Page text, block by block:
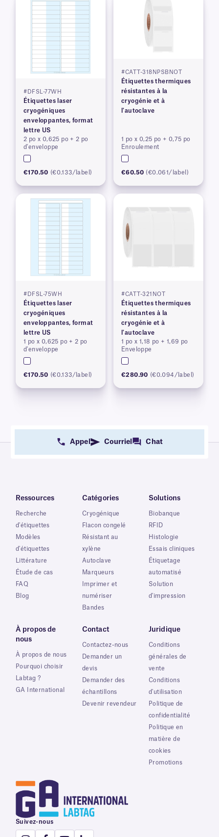
#DFSL-77WH
Étiquettes laser
cryogéniques
enveloppantes, format
lettre US
2 po x 0,625 po + 2 po
d'enveloppe
€170.50 (€0.133/label)
#CATT-318NPSBNOT
Étiquettes thermiques
résistantes à la
cryogénie et à
l'autoclave
1 po x 0,25 po + 0,75 po
Enroulement
€60.50 (€0.061/label)
#DFSL-75WH
Étiquettes laser
cryogéniques
enveloppantes, format
lettre US
1 po x 0,625 po + 2 po
d'enveloppe
€170.50 (€0.133/label)
#CATT-321NOT
Étiquettes thermiques
résistantes à la
cryogénie et à
l'autoclave
1 po x 1,18 po + 1,69 po
Enveloppe
€280.90 (€0.094/label)
Appel Courriel Chat
Ressources
Recherche
d'étiquettes
Modèles
d'étiquettes
Littérature
Étude de cas
FAQ
Blog
Catégories
Cryogénique
Flacon congelé
Résistant au
xylène
Autoclave
Marqueurs
Imprimer et
numériser
Bandes
Solutions
Biobanque
RFID
Histologie
Essais cliniques
Étiquetage
automatisé
Solution
d'impression
À propos de
nous
À propos de nous
Pourquoi choisir
Labtag ?
GA International
Contact
Contactez-nous
Demander un
devis
Demander des
échantillons
Devenir revendeur
Juridique
Conditions
générales de
vente
Conditions
d'utilisation
Politique de
confidentialité
Politique en
matière de
cookies
Promotions
Suivez-nous